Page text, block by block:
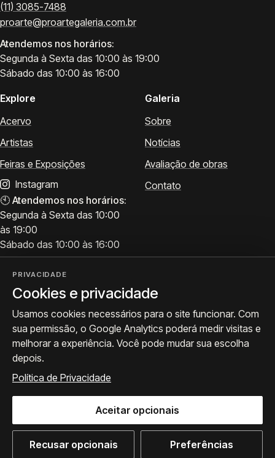
(11) 3085-7488
proarte@proartegaleria.com.br
Atendemos nos horários:
Segunda à Sexta das 10:00 às 19:00
Sábado das 10:00 às 16:00
Explore
Acervo
Artistas
Feiras e Exposições
Instagram
🕙 Atendemos nos horários:
Segunda à Sexta das 10:00
às 19:00
Sábado das 10:00 às 16:00
Galeria
Sobre
Notícias
Avaliação de obras
Contato
Visite
Atendimento para acervo,
avaliações e visitas.
Como chegar
Siga a ProArte
Exposições, obras e
bastidores.
© 2026 ProArte Galeria -Desenvolvido por Curavium·Política de Privacidade·
Preferências de cookies
PRIVACIDADE
Cookies e privacidade
Usamos cookies necessários para o site funcionar. Com
sua permissão, o Google Analytics poderá medir visitas e
melhorar a experiência. Você pode mudar sua escolha
depois.
Política de Privacidade
Recusar opcionais Preferências
Aceitar opcionais
WhatsApp